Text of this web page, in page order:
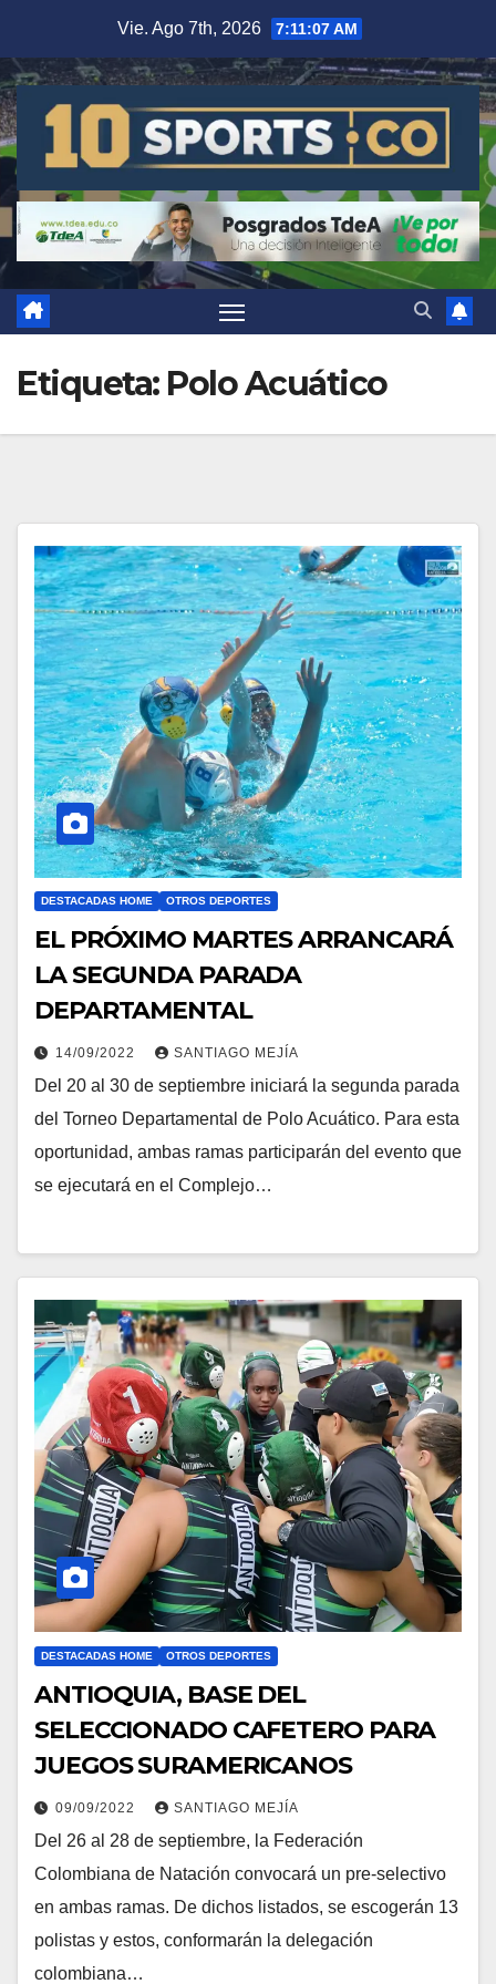
Vie. Ago 7th, 2026 7:11:08 AM
Etiqueta: Polo Acuático
DESTACADAS HOME OTROS DEPORTES
EL PRÓXIMO MARTES ARRANCARÁ
LA SEGUNDA PARADA
DEPARTAMENTAL
14/09/2022 SANTIAGO MEJÍA
Del 20 al 30 de septiembre iniciará la segunda parada
del Torneo Departamental de Polo Acuático. Para esta
oportunidad, ambas ramas participarán del evento que
se ejecutará en el Complejo…
DESTACADAS HOME OTROS DEPORTES
ANTIOQUIA, BASE DEL
SELECCIONADO CAFETERO PARA
JUEGOS SURAMERICANOS
09/09/2022 SANTIAGO MEJÍA
Del 26 al 28 de septiembre, la Federación
Colombiana de Natación convocará un pre-selectivo
en ambas ramas. De dichos listados, se escogerán 13
polistas y estos, conformarán la delegación
colombiana…